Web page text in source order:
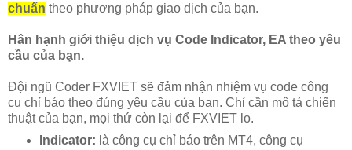
chuẩn theo phương pháp giao dịch của bạn.
Hân hạnh giới thiệu dịch vụ Code Indicator, EA theo yêu
cầu của bạn.
Đội ngũ Coder FXVIET sẽ đảm nhận nhiệm vụ code công
cụ chỉ báo theo đúng yêu cầu của bạn. Chỉ cần mô tả chiến
thuật của bạn, mọi thứ còn lại để FXVIET lo.
Indicator: là công cụ chỉ báo trên MT4, công cụ